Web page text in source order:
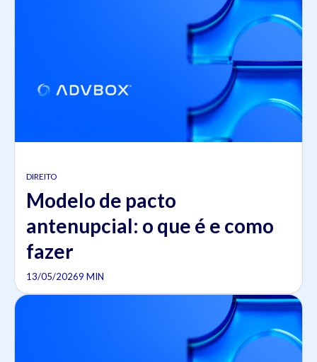
DIREITO
Modelo de pacto
antenupcial: o que é e como
fazer
13/05/20269 MIN